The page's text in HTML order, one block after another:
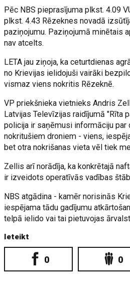
Pēc NBS pieprasījuma plkst. 4.09
plkst. 4.43 Rēzeknes novadā
paziņojumu. Paziņojumā minētais
nav atcelts.
LETA jau ziņoja, ka ceturtdienas
no Krievijas ielidojuši vairāki
vismaz viens nokritis Rēzeknē.
VP priekšnieka vietnieks Andris
Latvijas Televīzijas raidījumā "Rīta
policija ir saņēmusi informāciju
nokritušiem droniem - viens,
bet otra nokrišanas vieta vēl tiek
Zellis arī norādīja, ka konkrētajā
ir izveidots operatīvās vadības
NBS atgādina - kamēr norisinās
iespējama tādu gadījumu
telpā ielido vai tai pietuvojas
Ieteikt
0 0